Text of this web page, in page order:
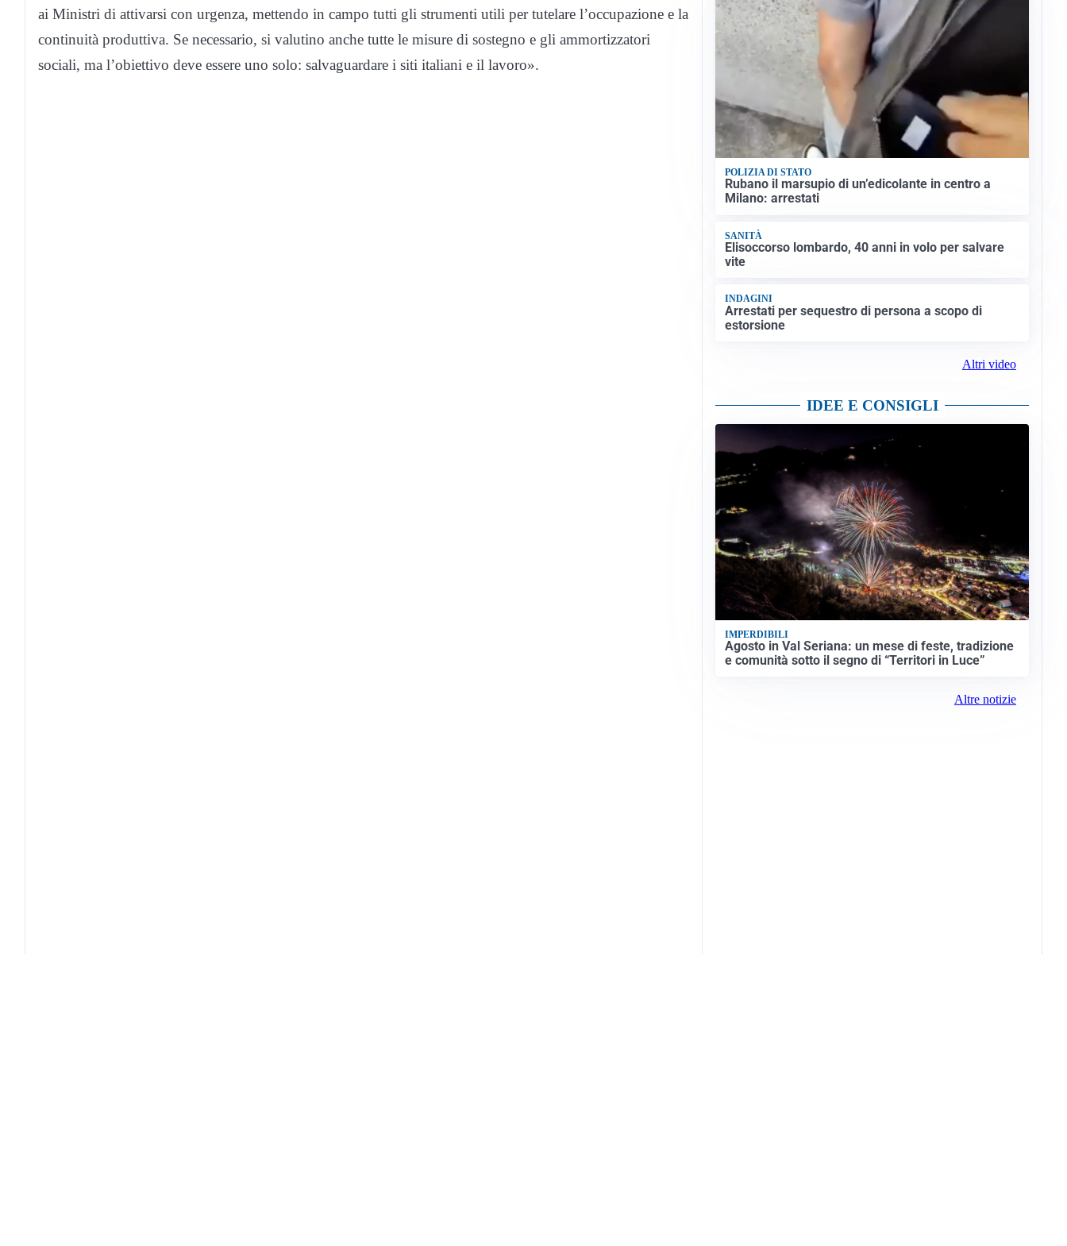
ai Ministri di attivarsi con urgenza, mettendo in campo tutti gli strumenti utili per tutelare l’occupazione e la
continuità produttiva. Se necessario, si valutino anche tutte le misure di sostegno e gli ammortizzatori
sociali, ma l’obiettivo deve essere uno solo: salvaguardare i siti italiani e il lavoro».
POLIZIA DI STATO
Rubano il marsupio di un’edicolante in centro a
Milano: arrestati
SANITÀ
Elisoccorso lombardo, 40 anni in volo per salvare
vite
INDAGINI
Arrestati per sequestro di persona a scopo di
estorsione
Altri video
IDEE E CONSIGLI
IMPERDIBILI
Agosto in Val Seriana: un mese di feste, tradizione
e comunità sotto il segno di “Territori in Luce”
Altre notizie